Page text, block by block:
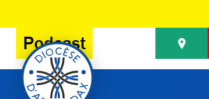
Podcast